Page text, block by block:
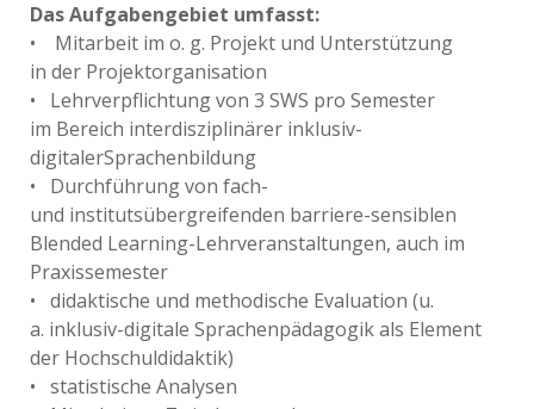
Das Aufgabengebiet umfasst:
• Mitarbeit im o. g. Projekt und Unterstützung
in der Projektorganisation
• Lehrverpflichtung von 3 SWS pro Semester
im Bereich interdisziplinärer inklusiv-
digitalerSprachenbildung
• Durchführung von fach-
und institutsübergreifenden barriere-sensiblen
Blended Learning-Lehrveranstaltungen, auch im
Praxissemester
• didaktische und methodische Evaluation (u.
a. inklusiv-digitale Sprachenpädagogik als Element
der Hochschuldidaktik)
• statistische Analysen